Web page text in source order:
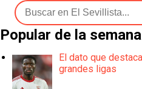
Popular de la semana
El dato que
grandes ligas